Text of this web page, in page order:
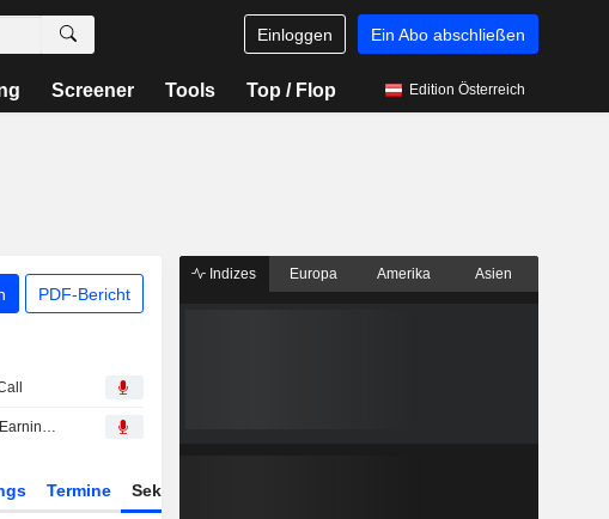
Einloggen Ein Abo abschließen
Screener Tools Top / Flop Edition Österreich
PDF-Bericht
Great-West Lifeco Inc., Q2 2026 Earnings Call, Jul 29, 2026
Termine Sektor
Indizes Europa Amerika Asien